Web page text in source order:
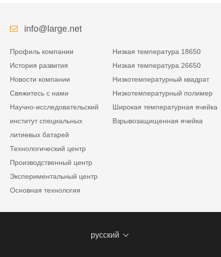
info@large.net
Профиль компании
История развития
Новости компании
Свяжитесь с нами
Научно-исследовательский
институт специальных
литиевых батарей
Технологический центр
Производственный центр
Экспериментальный центр
Основная технология
Низкая температура 18650
Низкая температура 26650
Низкотемпературный квадрат
Низкотемпературный полимер
Широкая температурная ячейка
Взрывозащищенная ячейка
русский